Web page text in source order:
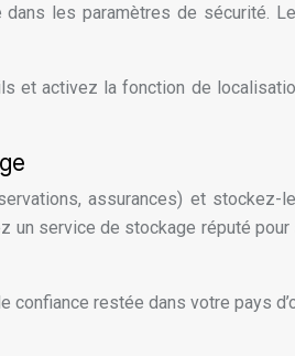
les paramètres de sécurité.
et activez la fonction de
assurances) et
service de stockage réputé pour
restée dans votre pays